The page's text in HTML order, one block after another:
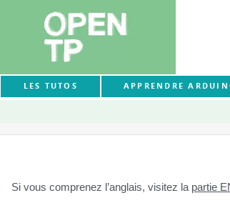
LES TUTOS APPRENDRE
Si vous comprenez l’anglais, visitez la partie